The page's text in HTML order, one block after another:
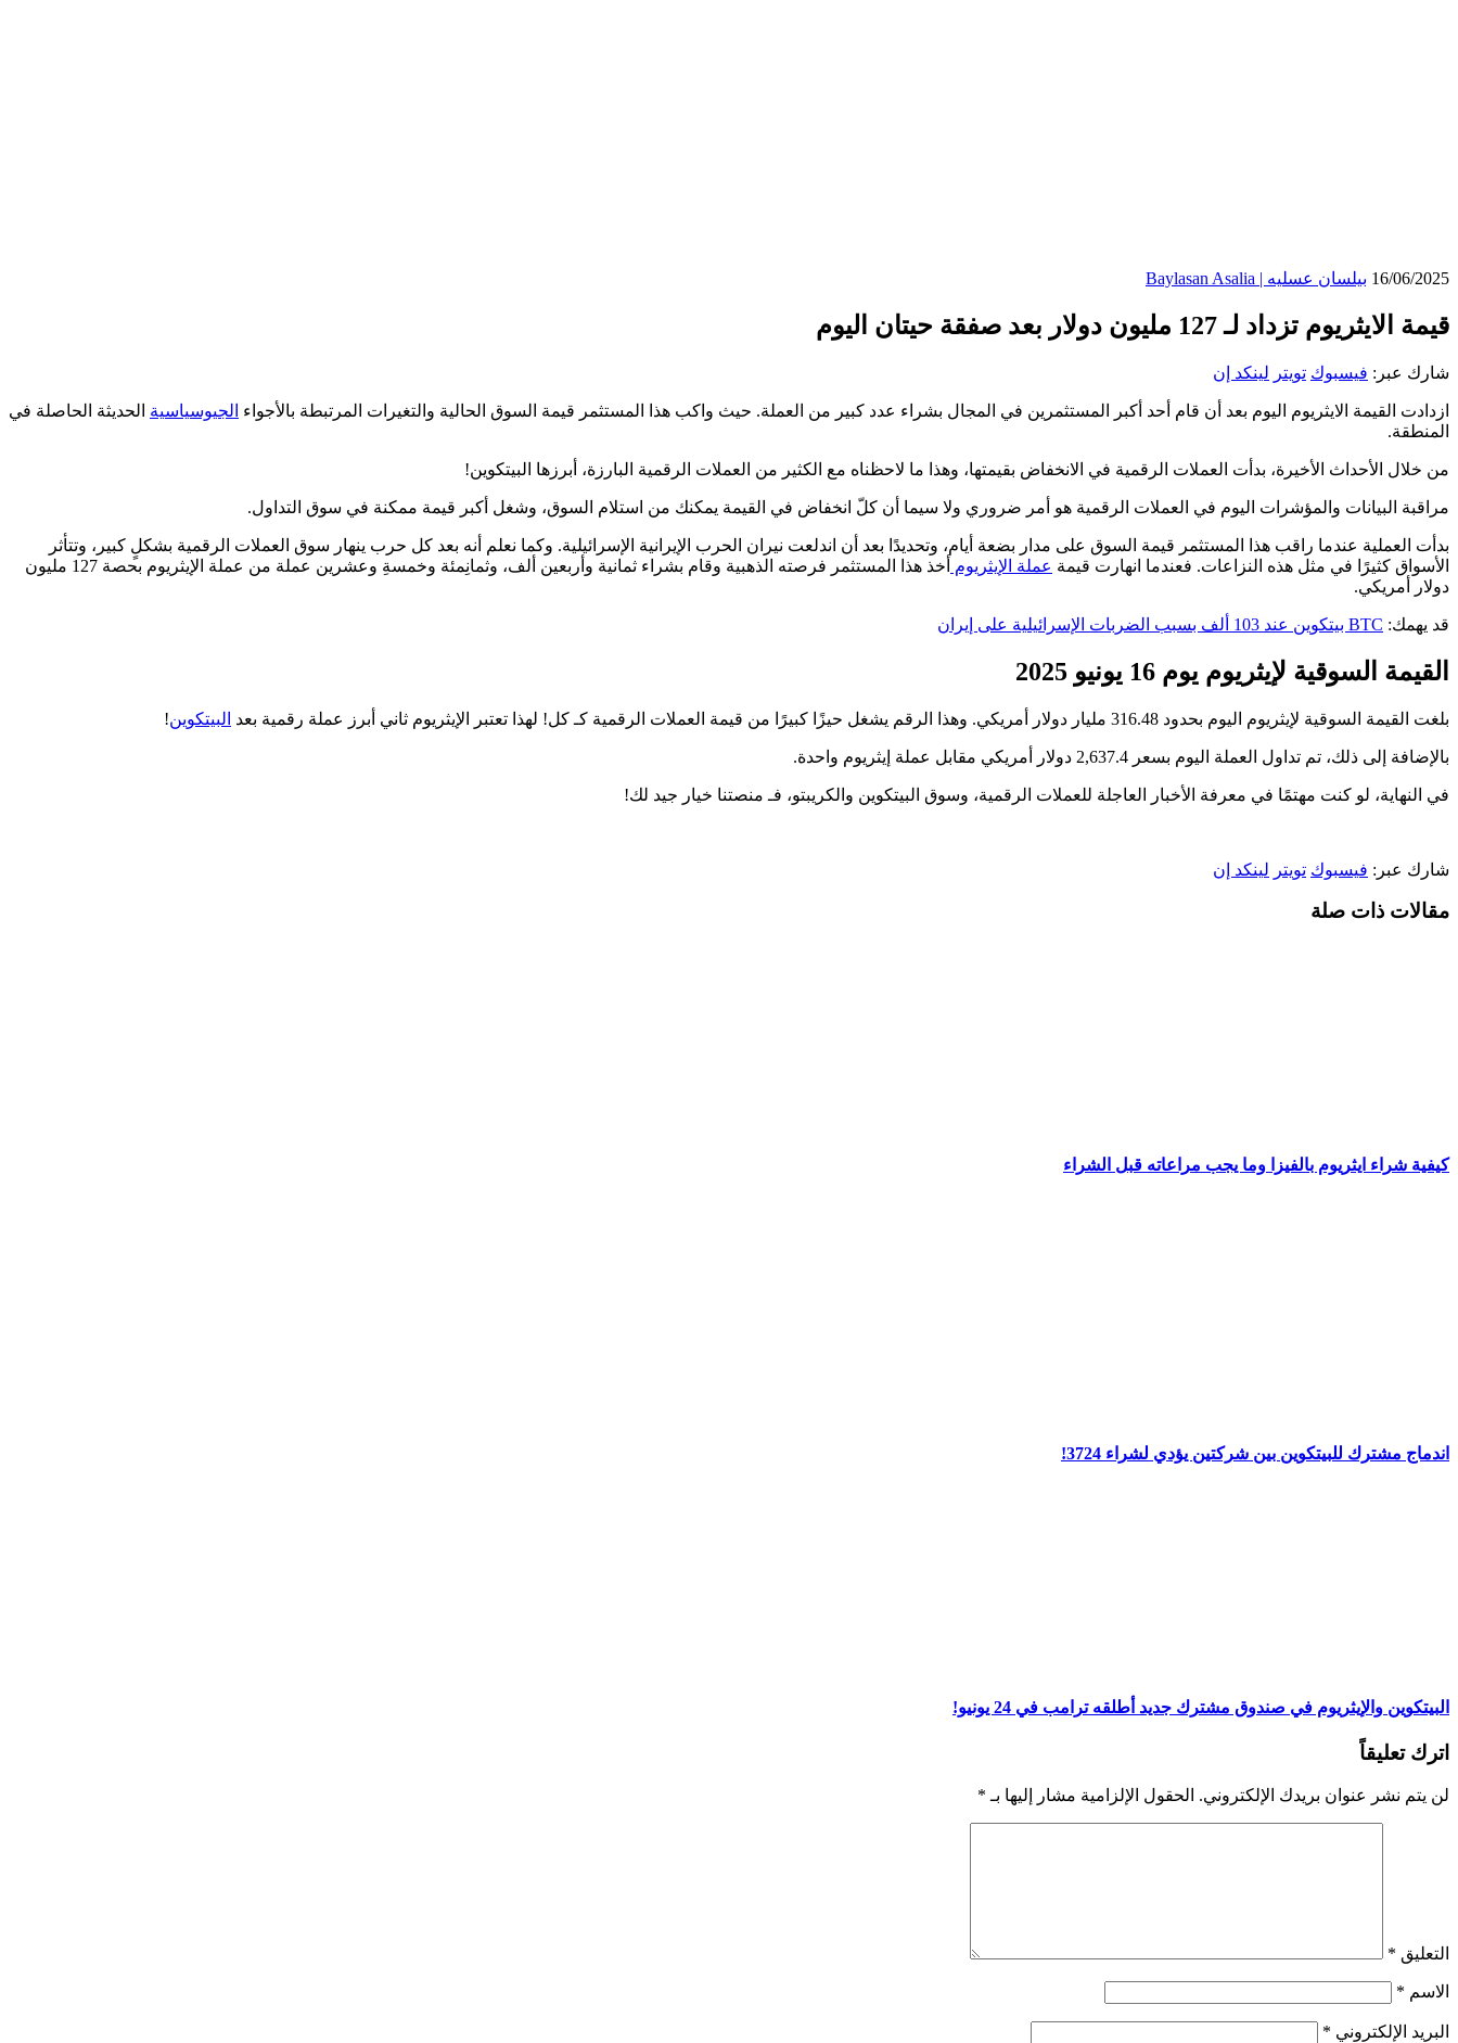
16/06/2025 بيلسان عسليه | Baylasan Asalia
قيمة الايثريوم تزداد لـ 127 مليون دولار بعد صفقة حيتان اليوم
شارك عبر: فيسبوك تويتر لينكد إن
ازدادت القيمة الايثريوم اليوم بعد أن قام أحد أكبر المستثمرين في المجال بشراء عدد كبير من العملة. حيث واكب هذا المستثمر قيمة السوق الحالية والتغيرات المرتبطة بالأجواء الجيوسياسية الحديثة الحاصلة في
المنطقة.
من خلال الأحداث الأخيرة، بدأت العملات الرقمية في الانخفاض بقيمتها، وهذا ما لاحظناه مع الكثير من العملات الرقمية البارزة، أبرزها البيتكوين!
مراقبة البيانات والمؤشرات اليوم في العملات الرقمية هو أمر ضروري ولا سيما أن كلّ انخفاض في القيمة يمكنك من استلام السوق، وشغل أكبر قيمة ممكنة في سوق التداول.
بدأت العملية عندما راقب هذا المستثمر قيمة السوق على مدار بضعة أيام، وتحديدًا بعد أن اندلعت نيران الحرب الإيرانية الإسرائيلية. وكما نعلم أنه بعد كل حرب ينهار سوق العملات الرقمية بشكلٍ كبير، وتتأثر
الأسواق كثيرًا في مثل هذه النزاعات. فعندما انهارت قيمة عملة الإيثريوم
أخذ هذا المستثمر فرصته الذهبية وقام بشراء ثمانية وأربعين ألف، وثمانِمئة وخمسةِ وعشرين عملة من عملة الإيثريوم بحصة 127 مليون
دولار أمريكي.
قد يهمك: BTC بيتكوين عند 103 ألف بسبب الضربات الإسرائيلية على إيران
القيمة السوقية لإيثريوم يوم 16 يونيو 2025
بلغت القيمة السوقية لإيثريوم اليوم بحدود 316.48 مليار دولار أمريكي. وهذا الرقم يشغل حيزًا كبيرًا من قيمة العملات الرقمية كـ كل! لهذا تعتبر الإيثريوم ثاني أبرز عملة رقمية بعد البيتكوين!
بالإضافة إلى ذلك، تم تداول العملة اليوم بسعر 2,637.4 دولار أمريكي مقابل عملة إيثريوم واحدة.
في النهاية، لو كنت مهتمًا في معرفة الأخبار العاجلة للعملات الرقمية، وسوق البيتكوين والكريبتو، فـ منصتنا خيار جيد لك!
شارك عبر: فيسبوك تويتر لينكد إن
مقالات ذات صلة
كيفية شراء ايثريوم بالفيزا وما يجب مراعاته قبل الشراء
اندماج مشترك للبيتكوين بين شركتين يؤدي لشراء 3724!
البيتكوين والإيثريوم في صندوق مشترك جديد أطلقه ترامب في 24 يونيو!
اترك تعليقاً
لن يتم نشر عنوان بريدك الإلكتروني. الحقول الإلزامية مشار إليها بـ *
التعليق *
الاسم *
البريد الإلكتروني *